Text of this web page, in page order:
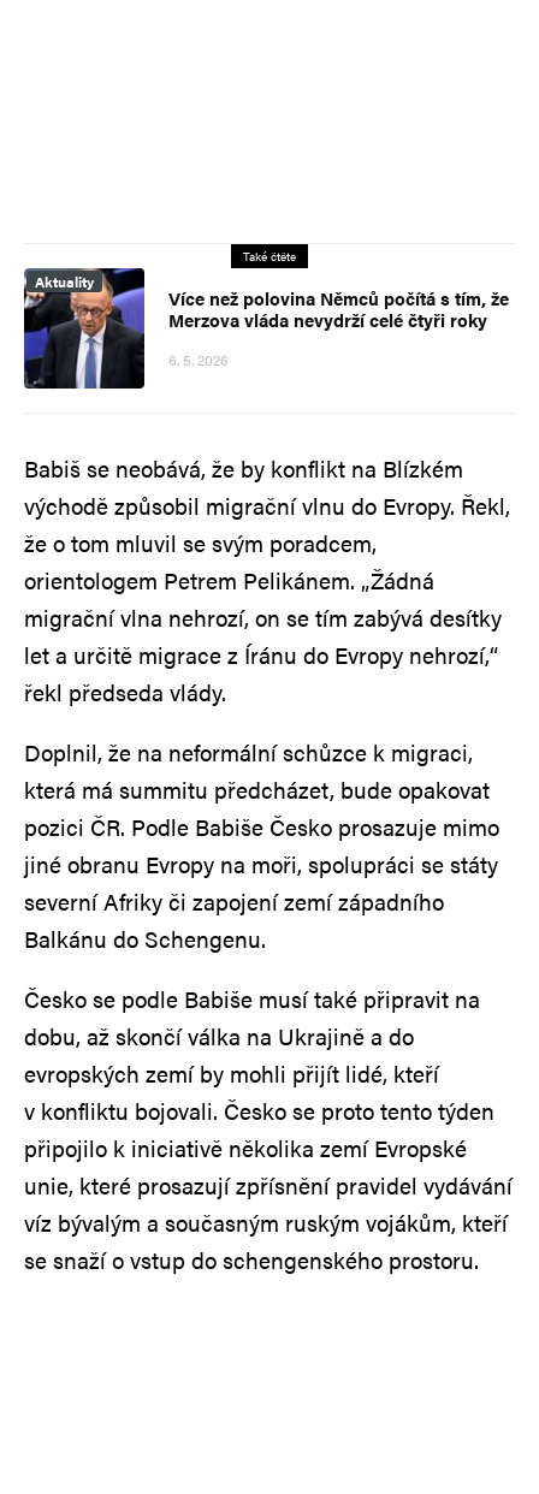
Také čtěte
Aktuality
Více než polovina Němců počítá s tím, že
Merzova vláda nevydrží celé čtyři roky
6. 5. 2026
Babiš se neobává, že by konflikt na Blízkém
východě způsobil migrační vlnu do Evropy. Řekl,
že o tom mluvil se svým poradcem,
orientologem Petrem Pelikánem. „Žádná
migrační vlna nehrozí, on se tím zabývá desítky
let a určitě migrace z Íránu do Evropy nehrozí,“
řekl předseda vlády.
Doplnil, že na neformální schůzce k migraci,
která má summitu předcházet, bude opakovat
pozici ČR. Podle Babiše Česko prosazuje mimo
jiné obranu Evropy na moři, spolupráci se státy
severní Afriky či zapojení zemí západního
Balkánu do Schengenu.
Česko se podle Babiše musí také připravit na
dobu, až skončí válka na Ukrajině a do
evropských zemí by mohli přijít lidé, kteří
v konfliktu bojovali. Česko se proto tento týden
připojilo k iniciativě několika zemí Evropské
unie, které prosazují zpřísnění pravidel vydávání
víz bývalým a současným ruským vojákům, kteří
se snaží o vstup do schengenského prostoru.